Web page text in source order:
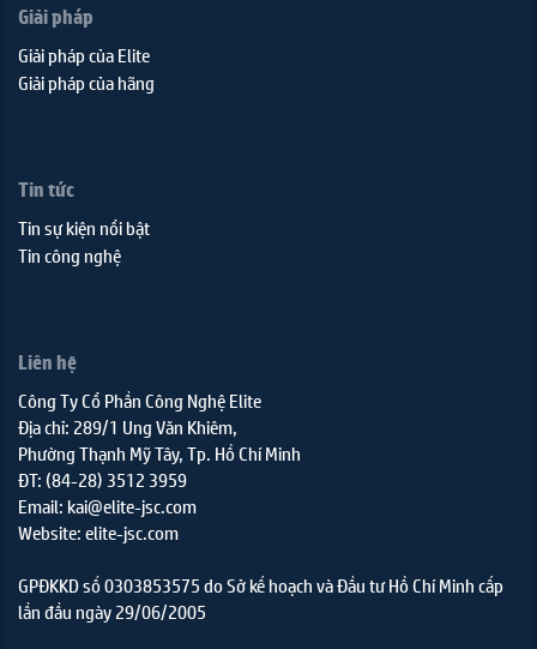
Giải pháp
Giải pháp của Elite
Giải pháp của hãng
Tin tức
Tin sự kiện nổi bật
Tin công nghệ
Liên hệ
Công Ty Cổ Phần Công Nghệ Elite
Địa chỉ: 289/1 Ung Văn Khiêm,
Phường Thạnh Mỹ Tây, Tp. Hồ Chí Minh
ĐT: (84-28) 3512 3959
Email: kai@elite-jsc.com
Website: elite-jsc.com
GPĐKKD số 0303853575 do Sở kế hoạch và Đầu tư Hồ Chí Minh cấp
lần đầu ngày 29/06/2005